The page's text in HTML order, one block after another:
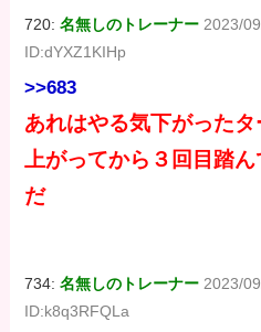
720:名無しのトレーナー 2023/
ID:dYXZ1KIHp
>>683
あれはやる気下がった
上がってから３回目踏
だ
734:名無しのトレーナー 2023/
ID:k8q3RFQLa